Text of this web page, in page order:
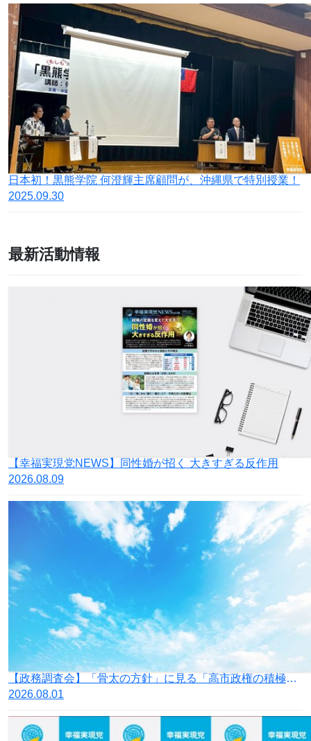
日本初！黒熊学院 何澄輝主席顧問が、沖縄県で特別授業！
2025.09.30
最新活動情報
【幸福実現党NEWS】同性婚が招く 大きすぎる反作用
2026.08.09
【政務調査会】「骨太の方針」に見る「高市政権の積極財政」の落とし穴
2026.08.01